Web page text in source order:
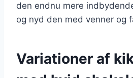
den endnu mere
og nyd den med venner og
Variationer af